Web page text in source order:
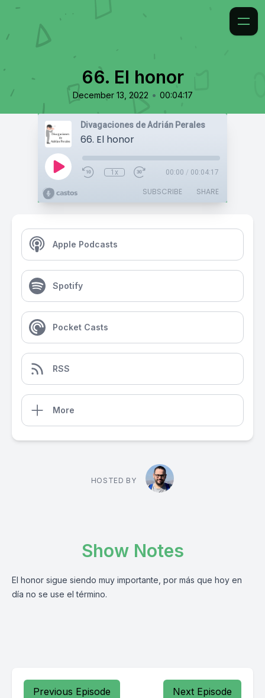
66. El honor
December 13, 2022 • 00:04:17
Divagaciones de Adrián Perales
66. El honor
1x 00:00 / 00:04:17
SUBSCRIBE SHARE
Apple Podcasts
Spotify
Pocket Casts
RSS
More
HOSTED BY
Show Notes
El honor sigue siendo muy importante, por más que hoy en
día no se use el término.
Previous Episode Next Episode